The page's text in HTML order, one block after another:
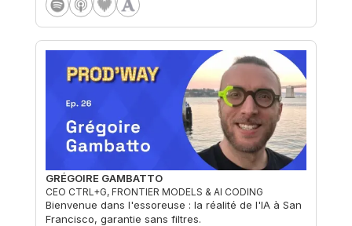
GRÉGOIRE GAMBATTO
CEO CTRL+G, FRONTIER MODELS & AI CODING
Bienvenue dans l'essoreuse : la réalité de l'IA à San
Francisco, garantie sans filtres.